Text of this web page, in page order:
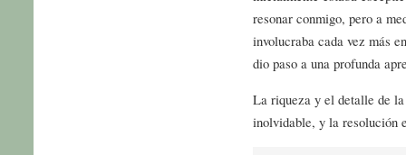
resonar conmigo, pero a
involucraba cada vez más
dio paso a una profunda
La riqueza y el detalle de
inolvidable, y la resolución